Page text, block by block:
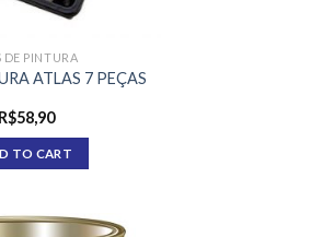
DE PINTURA
ATLAS 7 PEÇAS
R$58,90
TO CART